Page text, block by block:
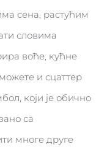
сена, растућим
словима
воће, кућне
и сцаттер
који је обично
са
многе друге